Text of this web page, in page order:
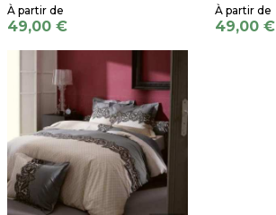
49,00 € 49,00 €